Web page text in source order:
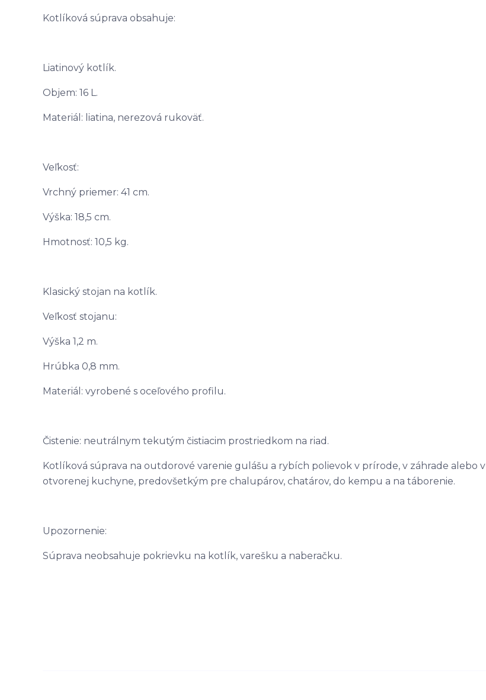
Kotlíková súprava obsahuje:
Liatinový kotlík.
Objem: 16 L.
Materiál: liatina, nerezová rukoväť.
Veľkosť:
Vrchný priemer: 41 cm.
Výška: 18,5 cm.
Hmotnosť: 10,5 kg.
Klasický stojan na kotlík.
Veľkosť stojanu:
Výška 1,2 m.
Hrúbka 0,8 mm.
Materiál: vyrobené s oceľového profilu.
Čistenie: neutrálnym tekutým čistiacim prostriedkom na riad.
Kotlíková súprava na outdorové varenie gulášu a rybích polievok v prírode, v záhrade alebo v
otvorenej kuchyne, predovšetkým pre chalupárov, chatárov, do kempu a na táborenie.
Upozornenie:
Súprava neobsahuje pokrievku na kotlík, varešku a naberačku.